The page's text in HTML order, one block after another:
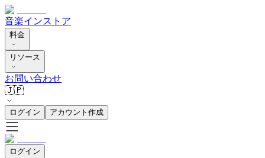
音楽インストア
料金
リソース
お問い合わせ
🇯🇵
ログイン アカウント作成
ログイン